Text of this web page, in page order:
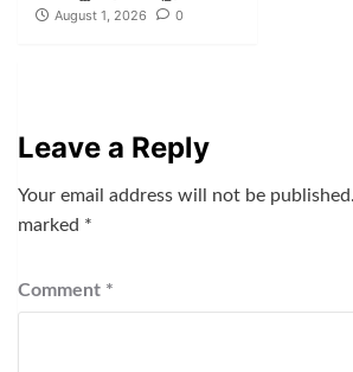
August 1, 2026 0
Leave a Reply
Your email address will not be published.
marked *
Comment *